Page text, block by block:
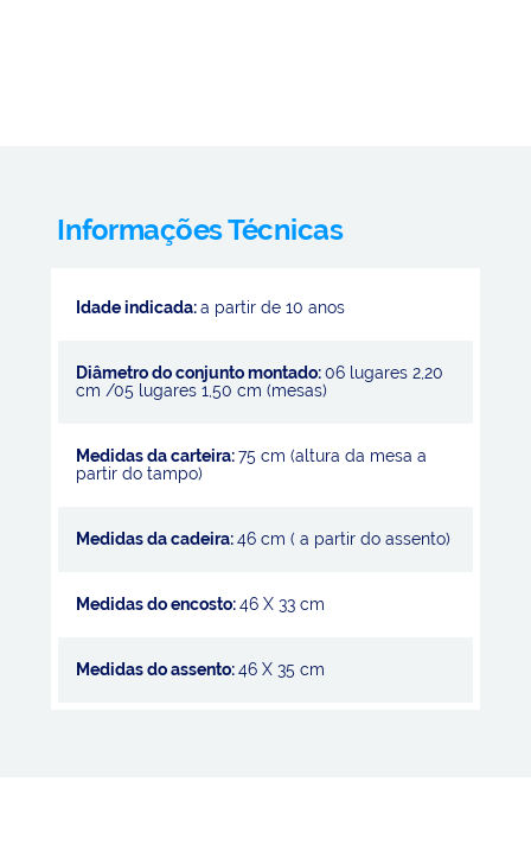
Informações Técnicas
Idade indicada:a partir de 10 anos
Diâmetro do conjunto montado:06 lugares 2,20
cm /05 lugares 1,50 cm (mesas)
Medidas da carteira:75 cm (altura da mesa a
partir do tampo)
Medidas da cadeira:46 cm ( a partir do assento)
Medidas do encosto:46 X 33 cm
Medidas do assento:46 X 35 cm